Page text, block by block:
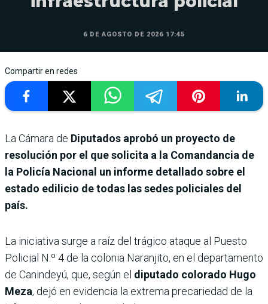
6 DE AGOSTO DE 2026 17:45
Compartir en redes
La Cámara de Diputados aprobó un proyecto de
resolución por el que solicita a la Comandancia de
la Policía Nacional un informe detallado sobre el
estado edilicio de todas las sedes policiales del
país.
La iniciativa surge a raíz del trágico ataque al Puesto
Policial N.º 4 de la colonia Naranjito, en el departamento
de Canindeyú, que, según el diputado colorado Hugo
Meza, dejó en evidencia la extrema precariedad de la